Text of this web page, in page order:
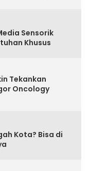
Sensorik
Khusus
Tekankan
Oncology
Kota? Bisa di